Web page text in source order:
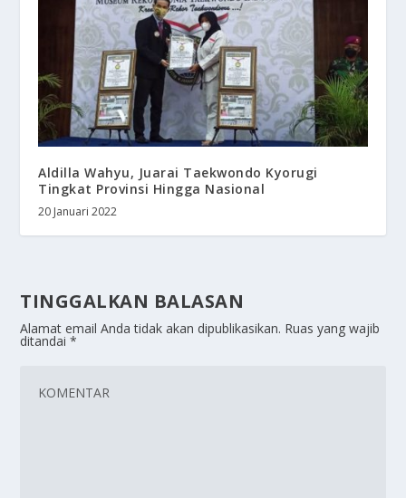
Aldilla Wahyu, Juarai Taekwondo Kyorugi
Tingkat Provinsi Hingga Nasional
20 Januari 2022
TINGGALKAN BALASAN
Alamat email Anda tidak akan dipublikasikan. Ruas yang wajib
ditandai*